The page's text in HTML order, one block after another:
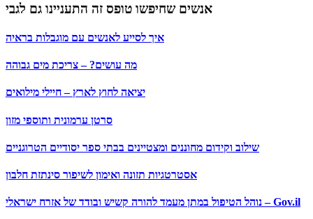
אנשים שחיפשו טופס זה התעניינו גם לגבי
איך לסייע לאנשים עם מוגבלות בראיה
מה עושים? – צריכת מים גבוהה
יציאה לחוץ לארץ – חיילי מילואים
סרטן ערמונית ותוספי מזון
שילוב וקידום מחוננים ומצטיינים בבתי ספר יסודיים הטרוגניים
אסטרטגיות תזונה ואימון לשיפור סינתזת חלבון
נוהל הטיפול במתן מעמד להורה קשיש ובודד של אזרח ישראלי – Gov.il